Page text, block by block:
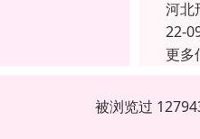
河北
22-
更多
被浏览过